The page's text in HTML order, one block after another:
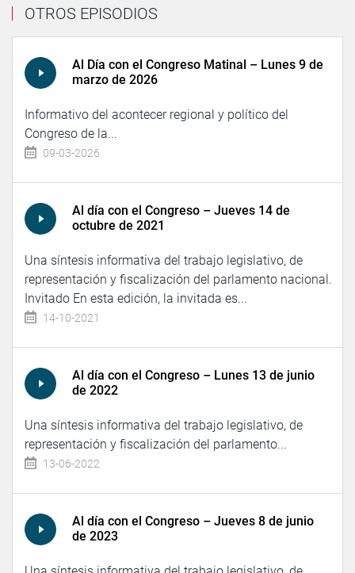
OTROS EPISODIOS
Al Día con el Congreso Matinal – Lunes 9 de
marzo de 2026
Informativo del acontecer regional y político del
Congreso de la...
09-03-2026
Al día con el Congreso – Jueves 14 de
octubre de 2021
Una síntesis informativa del trabajo legislativo, de
representación y fiscalización del parlamento nacional.
Invitado En esta edición, la invitada es...
14-10-2021
Al día con el Congreso – Lunes 13 de junio
de 2022
Una síntesis informativa del trabajo legislativo, de
representación y fiscalización del parlamento...
13-06-2022
Al día con el Congreso – Jueves 8 de junio
de 2023